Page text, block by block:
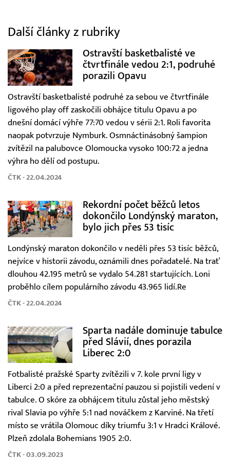
Další články z rubriky
Ostravští basketbalisté ve
čtvrtfinále vedou 2:1, podruhé
porazili Opavu
Ostravští basketbalisté podruhé za sebou ve čtvrtfinále
ligového play off zaskočili obhájce titulu Opavu a po
dnešní domácí výhře 77:70 vedou v sérii 2:1. Roli favorita
naopak potvrzuje Nymburk. Osmnáctinásobný šampion
zvítězil na palubovce Olomoucka vysoko 100:72 a jedna
výhra ho dělí od postupu.
ČTK - 22.04.2024
Rekordní počet běžců letos
dokončilo Londýnský maraton,
bylo jich přes 53 tisíc
Londýnský maraton dokončilo v neděli přes 53 tisíc běžců,
nejvíce v historii závodu, oznámili dnes pořadatelé. Na trať
dlouhou 42.195 metrů se vydalo 54.281 startujících. Loni
proběhlo cílem populárního závodu 43.965 lidí.Re
ČTK - 22.04.2024
Sparta nadále dominuje tabulce
před Slávií, dnes porazila
Liberec 2:0
Fotbalisté pražské Sparty zvítězili v 7. kole první ligy v
Liberci 2:0 a před reprezentační pauzou si pojistili vedení v
tabulce. O skóre za obhájcem titulu zůstal jeho městský
rival Slavia po výhře 5:1 nad nováčkem z Karviné. Na třetí
místo se vrátila Olomouc díky triumfu 3:1 v Hradci Králové.
Plzeň zdolala Bohemians 1905 2:0.
ČTK - 03.09.2023